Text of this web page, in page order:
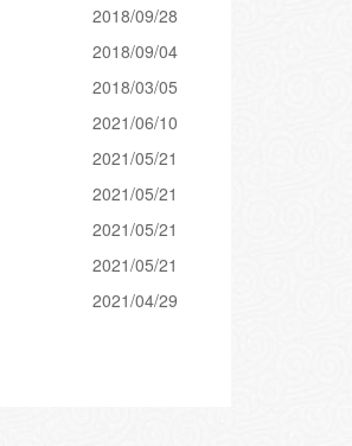
2018/09/28
2018/09/04
2018/03/05
2021/06/10
2021/05/21
2021/05/21
2021/05/21
2021/05/21
2021/04/29